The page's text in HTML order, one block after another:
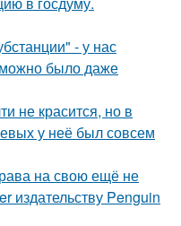
- у нас
было даже
не красится, но в
у неё был совсем
на свою ещё не
издательству Penguin